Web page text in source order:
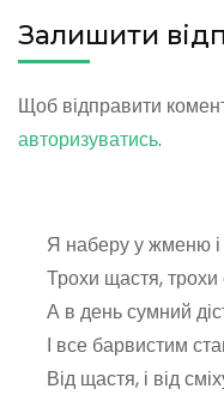
Залишити
Щоб відправити
авторизуватись.
Я наберу у жменю
Трохи щастя, трохи
А в день сумний
І все барвистим
Від щастя, і від